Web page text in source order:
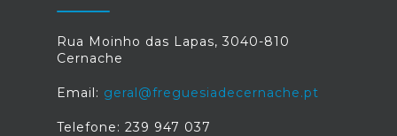
Rua Moinho das Lapas, 3040-810
Cernache
Email: geral@freguesiadecernache.pt
Telefone: 239 947 037